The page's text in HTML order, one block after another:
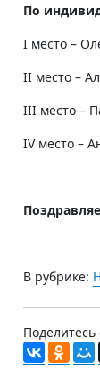
По
I место –
II место –
III место –
IV место –
В рубрике:
Поделитесь